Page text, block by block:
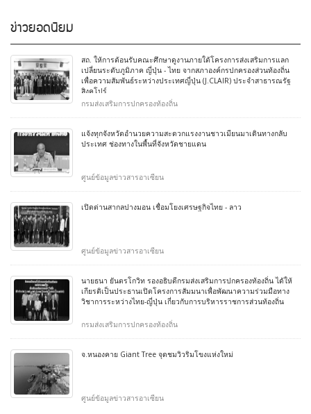
ข่าวยอดนิยม
สถ. ให้การต้อนรับคณะศึกษาดูงานภายใต้โครงการส่งเสริมการแลก
เปลี่ยนระดับภูมิภาค ญี่ปุ่น - ไทย จากสภาองค์กรปกครองส่วนท้องถิ่น
เพื่อความสัมพันธ์ระหว่างประเทศญี่ปุ่น (J.CLAIR) ประจำสาธารณรัฐ
สิงคโปร์
กรมส่งเสริมการปกครองท้องถิ่น
แจ้งทุกจังหวัดอำนวยความสะดวกแรงงานชาวเมียนมาเดินทางกลับ
ประเทศ ช่องทางในพื้นที่จังหวัดชายแดน
ศูนย์ข้อมูลข่าวสารอาเซียน
เปิดด่านสากลปางมอน เชื่อมโยงเศรษฐกิจไทย - ลาว
ศูนย์ข้อมูลข่าวสารอาเซียน
นายธนา ยันตรโกวิท รองอธิบดีกรมส่งเสริมการปกครองท้องถิ่น ได้ให้
เกียรติเป็นประธานเปิดโครงการสัมมนาเพื่อพัฒนาความร่วมมือทาง
วิชาการระหว่างไทย-ญี่ปุ่น เกี่ยวกับการบริหารราชการส่วนท้องถิ่น
กรมส่งเสริมการปกครองท้องถิ่น
จ.หนองคาย Giant Tree จุดชมวิวริมโขงแห่งใหม่
ศูนย์ข้อมูลข่าวสารอาเซียน